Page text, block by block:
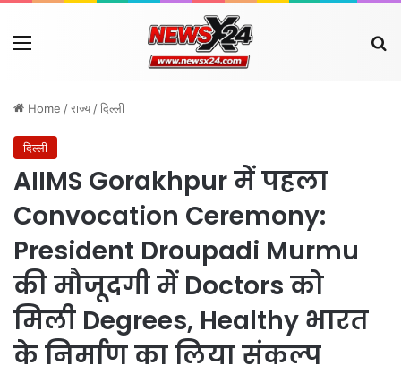
Menu
Home /राज्य /दिल्ली
दिल्ली
AIIMS Gorakhpur में पहला
Convocation Ceremony:
President Droupadi Murmu
की मौजूदगी में Doctors को
मिली Degrees, Healthy भारत
के निर्माण का लिया संकल्प